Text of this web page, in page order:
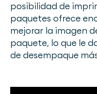
posibilidad de
paquetes ofrece
mejorar la imagen
paquete, lo que le
de desempaque